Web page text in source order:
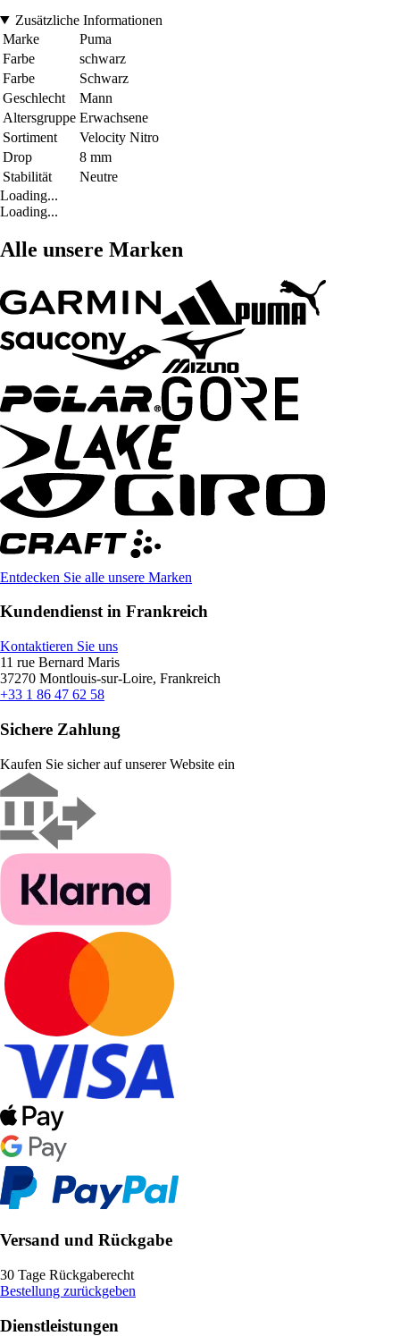
Zusätzliche Informationen
Marke
Puma
Farbe
schwarz
Farbe
Schwarz
Geschlecht
Mann
Altersgruppe Erwachsene
Sortiment
Velocity Nitro
Drop
8 mm
Stabilität
Neutre
Loading...
Loading...
Alle unsere Marken
Entdecken Sie alle unsere Marken
Kundendienst in Frankreich
Kontaktieren Sie uns
11 rue Bernard Maris
37270 Montlouis-sur-Loire, Frankreich
+33 1 86 47 62 58
Sichere Zahlung
Kaufen Sie sicher auf unserer Website ein
Versand und Rückgabe
30 Tage Rückgaberecht
Bestellung zurückgeben
Dienstleistungen